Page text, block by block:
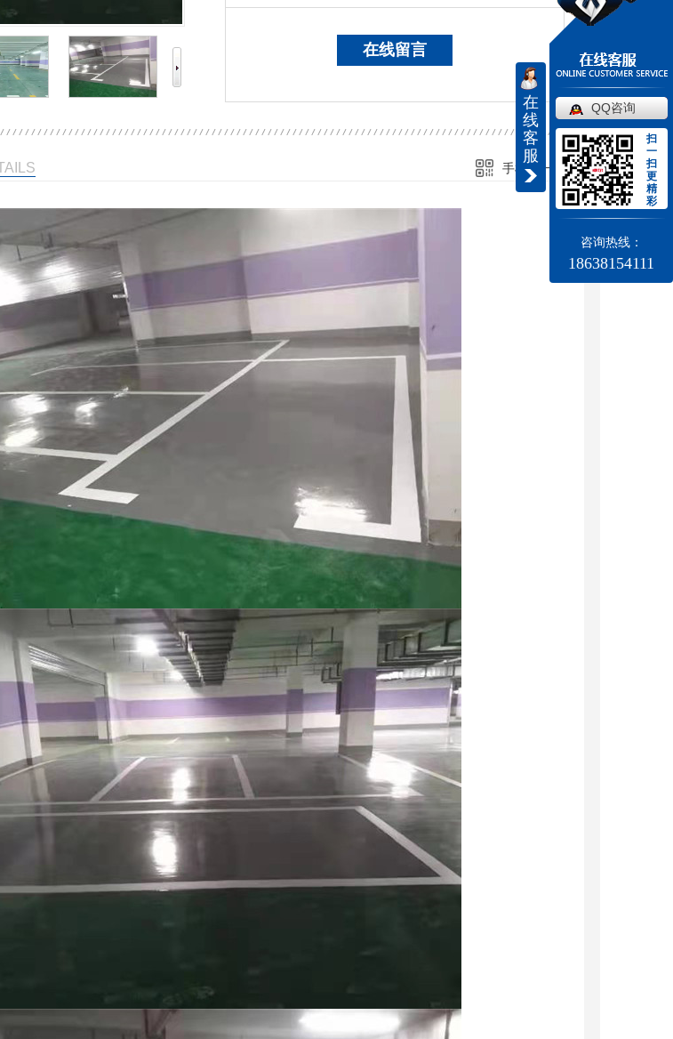
在线留言
手机扫一扫
在
线
客
服
QQ咨询
扫
一
扫
更
精
彩
咨询热线：
18638154111